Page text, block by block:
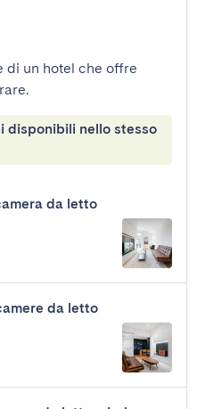
di un hotel che offre
disponibili nello stesso
da letto
da letto